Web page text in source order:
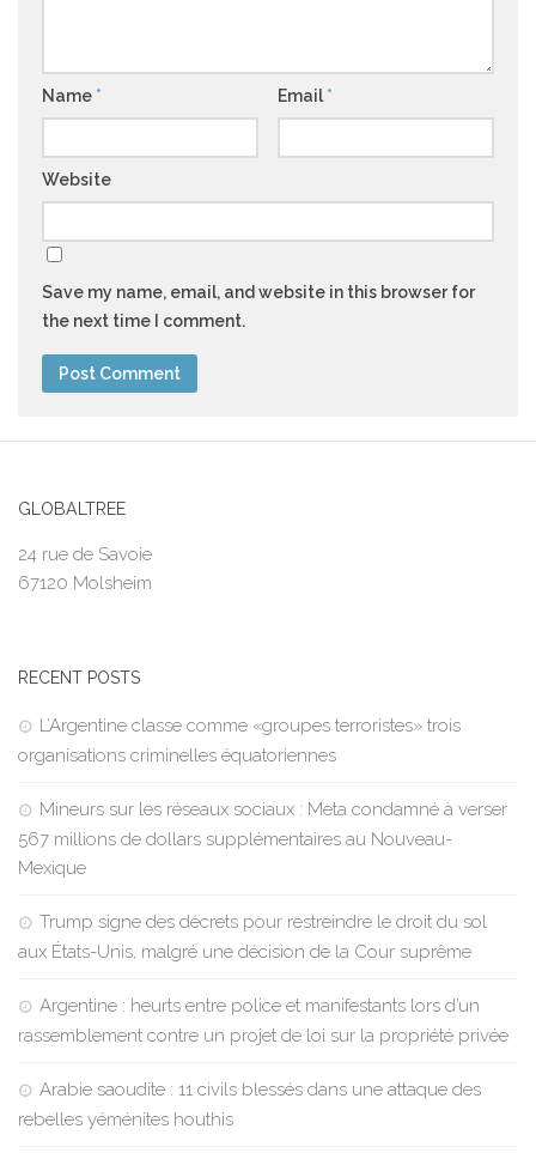
Name * Email *
Website
Save my name, email, and website in this browser for
the next time I comment.
GLOBALTREE
24 rue de Savoie
67120 Molsheim
RECENT POSTS
L’Argentine classe comme «groupes terroristes» trois
organisations criminelles équatoriennes
Mineurs sur les réseaux sociaux : Meta condamné à verser
567 millions de dollars supplémentaires au Nouveau-
Mexique
Trump signe des décrets pour restreindre le droit du sol
aux États-Unis, malgré une décision de la Cour suprême
Argentine : heurts entre police et manifestants lors d’un
rassemblement contre un projet de loi sur la propriété privée
Arabie saoudite : 11 civils blessés dans une attaque des
rebelles yéménites houthis